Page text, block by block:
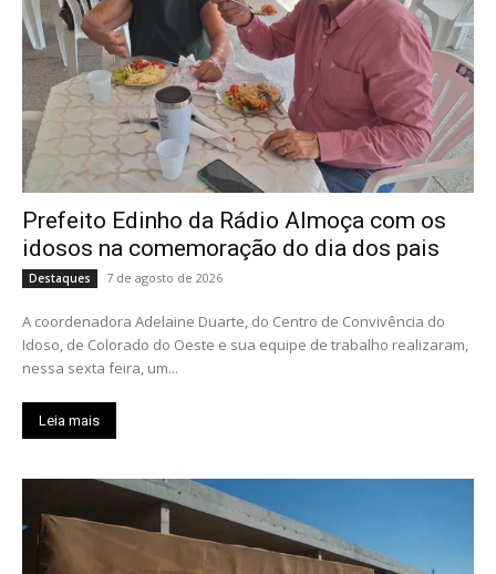
Prefeito Edinho da Rádio Almoça com os
idosos na comemoração do dia dos pais
Destaques 7 de agosto de 2026
A coordenadora Adelaine Duarte, do Centro de Convivência do
Idoso, de Colorado do Oeste e sua equipe de trabalho realizaram,
nessa sexta feira, um...
Leia mais